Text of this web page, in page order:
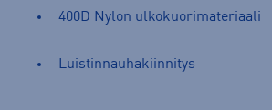
400D Nylon ulkokuorimateriaali
Luistinnauhakiinnitys